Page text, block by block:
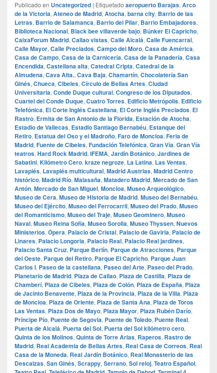
Publicado en Uncategorized | Etiquetado aeropuerto Barajas, Arco
de la Victoria, Ateneo de Madrid, Atocha, barna city, Barrio de las
Letras, Barrio de Salamanca, Barrio del Pilar, Barrio Embajadores,
Biblioteca Nacional, Black bee villaverde bajo, Búnker El Capricho,
CaixaForum Madrid, Callao vistas, Calle Alcalá, Calle Fuencarral,
Calle Mayor, Calle Preciados, Campo del Moro, Casa de América,
Casa de Campo, Casa de la Carnicería, Casa de la Panadería, Casa
Encendida, Castellana alta, Catedral Cripta, Catedral de la
Almudena, Cava Alta., Cava Baja, Chamartín, Chocolatería San
Ginés, Chueca, Cibeles, Círculo de Bellas Artes, Ciudad
Universitaria, Conde Duque cultural, Congreso de los Diputados,
Cuartel del Conde Duque, Cuatro Torres, Edificio Metrópolis, Edificio
Telefónica, El Corte Inglés Castellana, El Corte Inglés Preciados, El
Rastro, Ermita de San Antonio de la Florida, Estación de Atocha,
Estadio de Vallecas, Estadio Santiago Bernabéu, Estanque del
Retiro, Estatua del Oso y el Madroño, Faro de Moncloa, Feria de
Madrid, Fuente de Cibeles, Fundación Telefónica, Gran Vía, Gran Vía
teatros, Hard Rock Madrid, IFEMA, Jardín Botánico, Jardines de
Sabatini, Kilómetro Cero, kraze negroze, La Latina, Las Ventas,
Lavapiés, Lavapiés multicultural, Madrid Austrias, Madrid Centro
histórico, Madrid Río, Malasaña, Matadero Madrid, Mercado de San
Antón, Mercado de San Miguel, Moncloa, Museo Arqueológico,
Museo de Cera, Museo de Historia de Madrid, Museo del Bernabéu,
Museo del Ejército, Museo del Ferrocarril, Museo del Prado, Museo
del Romanticismo, Museo del Traje, Museo Geominero, Museo
Naval, Museo Reina Sofía, Museo Sorolla, Museo Thyssen, Nuevos
Ministerios, Ópera, Palacio de Cristal, Palacio de Gaviria, Palacio de
Linares, Palacio Longoria, Palacio Real, Palacio Real jardines,
Palacio Santa Cruz, Parque Berlín, Parque de Atracciones, Parque
del Oeste, Parque del Retiro, Parque El Capricho, Parque Juan
Carlos I, Paseo de la castellana, Paseo del Arte, Paseo del Prado,
Planetario de Madrid, Plaza de Callao, Plaza de Castilla, Plaza de
Chamberí, Plaza de Cibeles, Plaza de Colón, Plaza de España, Plaza
de Jacinto Benavente, Plaza de la Provincia, Plaza de la Villa, Plaza
de Moncloa, Plaza de Oriente, Plaza de Santa Ana, Plaza de Toros
Las Ventas, Plaza Dos de Mayo, Plaza Mayor, Plaza Rubén Darío,
Príncipe Pío, Puente de Segovia, Puente de Toledo, Puente Real,
Puerta de Alcalá, Puerta del Sol, Puerta del Sol kilómetro cero,
Quinta de los Molinos, Quinta de Torre Arias, Raperos, Rastro de
Madrid, Real Academia de Bellas Artes, Real Casa de Correos, Real
Casa de la Moneda, Real Jardín Botánico, Real Monasterio de las
Descalzas, San Ginés, Scrappy, Serrano, Sol reloj, Teatro Español,